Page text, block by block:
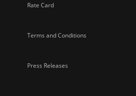
Rate Card
Terms and Conditions
Press Releases